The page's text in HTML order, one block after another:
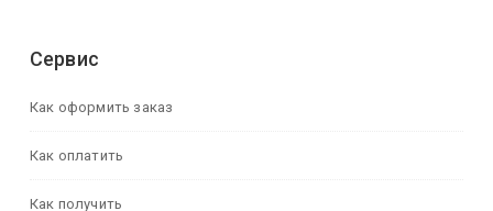
Сервис
Как оформить заказ
Как оплатить
Как получить